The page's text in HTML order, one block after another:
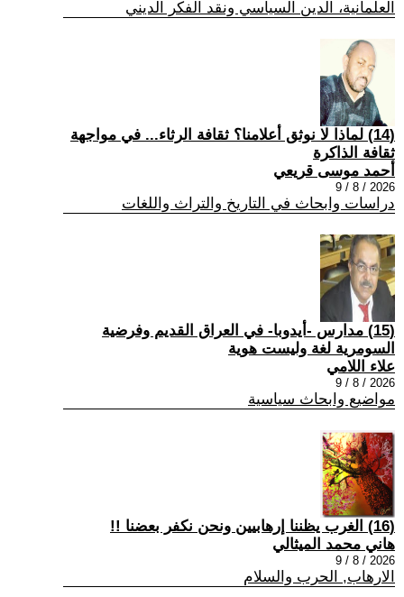
العلمانية، الدين السياسي ونقد الفكر الديني
(14) لماذا لا نوثق أعلامنا؟ ثقافة الرثاء... في مواجهة
ثقافة الذاكرة
أحمد موسى قريعي
2026 / 8 / 9
دراسات وابحاث في التاريخ والتراث واللغات
(15) مدارس -أيدوبا- في العراق القديم وفرضية
السومرية لغة وليست هوية
علاء اللامي
2026 / 8 / 9
مواضيع وابحاث سياسية
(16) الغرب يظننا إرهابيين ونحن نكفر بعضنا !!
هاني محمد الميثالي
2026 / 8 / 9
الارهاب, الحرب والسلام